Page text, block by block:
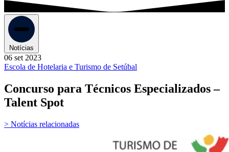
Notícias
06 set 2023
Escola de Hotelaria e Turismo de Setúbal
Concurso para Técnicos Especializados –
Talent Spot
> Notícias relacionadas